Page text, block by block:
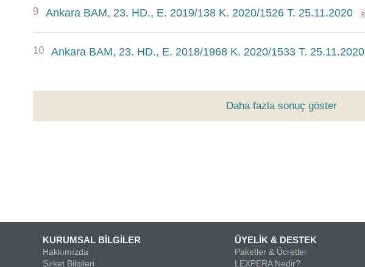
9 Ankara BAM, 23. HD., E. 2019/138 K. 2020/1526 T. 25.11.2020
10 Ankara BAM, 23. HD., E. 2018/1968 K. 2020/1533 T. 25.11.2020
Daha fazla sonuç göster
KURUMSAL BİLGİLER
Hakkımızda
Şirket Bilgileri
ÜYELİK & DESTEK
Paketler & Ücretler
LEXPERA Nedir?